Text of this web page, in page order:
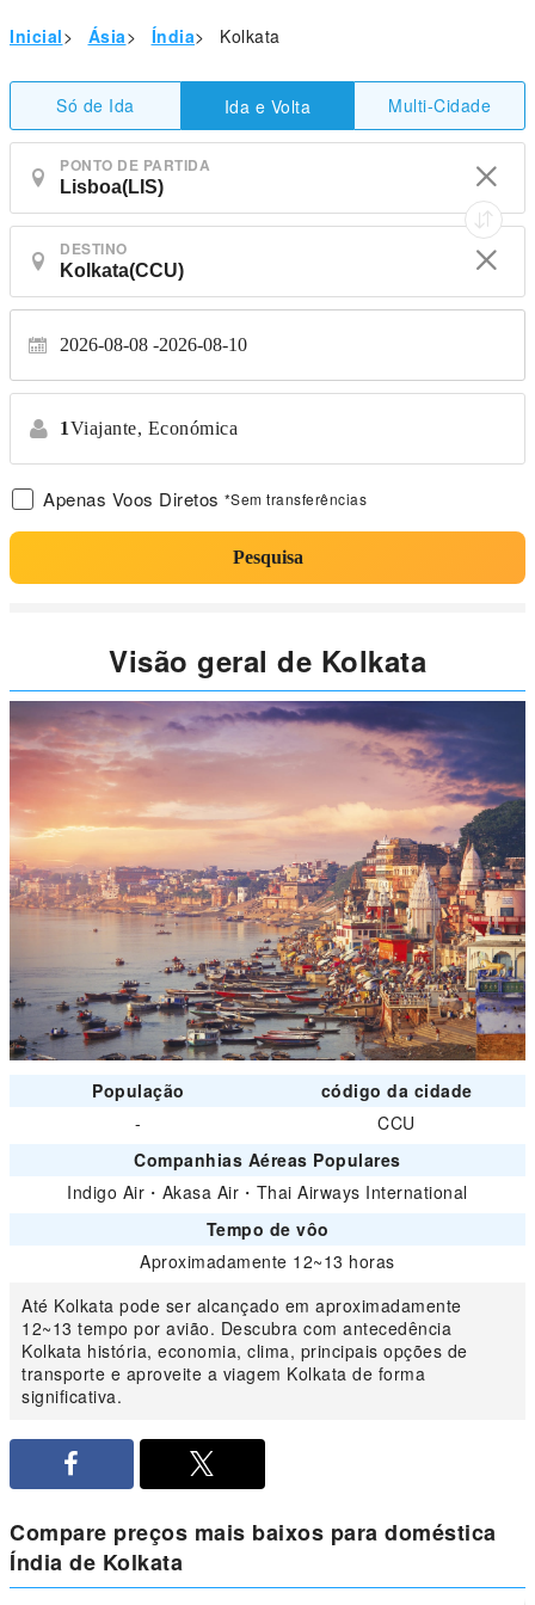
Inicial> Ásia> Índia> Kolkata
Só de Ida Ida e Volta Multi-Cidade
PONTO DE PARTIDA
DESTINO
2026-08-08 2026-08-10
1Viajante, Económica
Apenas Voos Diretos *Sem transferências
Pesquisa
Visão geral de Kolkata
População
código da cidade
-
CCU
Companhias Aéreas Populares
Indigo Air ・ Akasa Air ・ Thai Airways International
Tempo de vôo
Aproximadamente 12~13 horas
Até Kolkata pode ser alcançado em aproximadamente
12~13 tempo por avião. Descubra com antecedência
Kolkata história, economia, clima, principais opções de
transporte e aproveite a viagem Kolkata de forma
significativa.
Compare preços mais baixos para doméstica
Índia de Kolkata